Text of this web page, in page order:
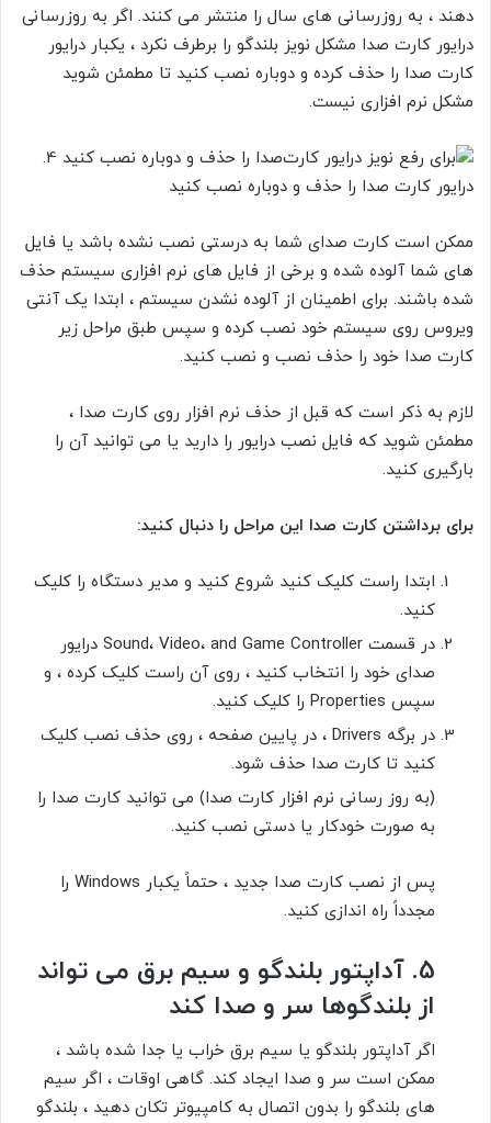
دهند ، به روزرسانی های سال را منتشر می کنند. اگر به روزرسانی
درایور کارت صدا مشکل نویز بلندگو را برطرف نکرد ، یکبار درایور
کارت صدا را حذف کرده و دوباره نصب کنید تا مطمئن شوید
مشکل نرم افزاری نیست.
درایور کارت صدا را حذف و دوباره نصب کنید
ممکن است کارت صدای شما به درستی نصب نشده باشد یا فایل
های شما آلوده شده و برخی از فایل های نرم افزاری سیستم حذف
شده باشند. برای اطمینان از آلوده نشدن سیستم ، ابتدا یک آنتی
ویروس روی سیستم خود نصب کرده و سپس طبق مراحل زیر
کارت صدا خود را حذف نصب و نصب کنید.
لازم به ذکر است که قبل از حذف نرم افزار روی کارت صدا ،
مطمئن شوید که فایل نصب درایور را دارید یا می توانید آن را
بارگیری کنید.
برای برداشتن کارت صدا این مراحل را دنبال کنید:
ابتدا راست کلیک کنید شروع کنید و مدیر دستگاه را کلیک
کنید.
در قسمت
Sound، Video، and Game Controller درایور
صدای خود را انتخاب کنید ، روی آن راست کلیک کرده ، و
سپس Properties را کلیک کنید.
در برگه Drivers ، در پایین صفحه ، روی حذف نصب کلیک
کنید تا کارت صدا حذف شود.
(به روز رسانی نرم افزار کارت صدا) می توانید کارت صدا را
به صورت خودکار یا دستی نصب کنید.
پس از نصب کارت صدا جدید ، حتماً یکبار Windows را
مجدداً راه اندازی کنید.
5. آداپتور بلندگو و سیم برق می تواند
از بلندگوها سر و صدا کند
اگر آداپتور بلندگو یا سیم برق خراب یا جدا شده باشد ،
ممکن است سر و صدا ایجاد کند. گاهی اوقات ، اگر سیم
های بلندگو را بدون اتصال به کامپیوتر تکان دهید ، بلندگو